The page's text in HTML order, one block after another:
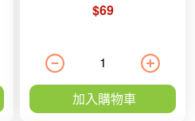
$69
加入購物車